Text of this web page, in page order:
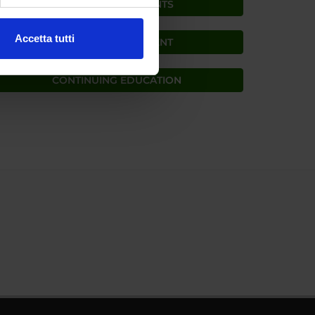
che hai fornito loro o
Accetta tutti
NEWS FOR STUDENTS
PUBLIC ENGAGEMENT
CONTINUING EDUCATION